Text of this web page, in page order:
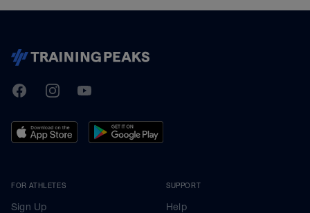
TrainingPeaks
FacebookInstagramYoutube
FOR ATHLETES
Sign Up
SUPPORT
Help